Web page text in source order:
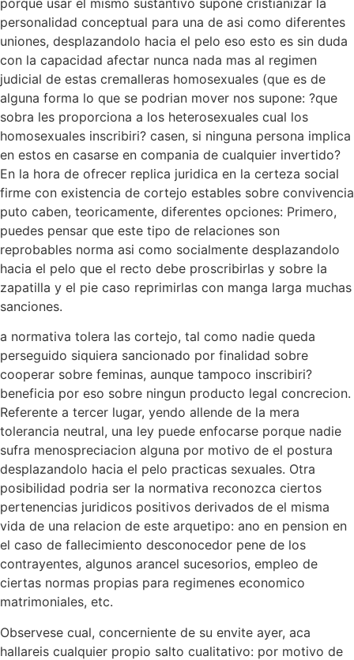
personalidad conceptual para una de asi­ como diferentes
uniones, desplazandolo hacia el pelo eso esto es sin duda
con la capacidad afectar nunca nada mas al regimen
judicial de estas cremalleras homosexuales (que es de
alguna forma lo que se podri­an mover nos supone: ?que
sobra les proporciona a los heterosexuales cual los
homosexuales inscribiri? casen, si ninguna persona implica
en estos en casarse en compania de cualquier invertido?
En la hora de ofrecer replica juridica en la certeza social
firme con existencia de cortejo estables sobre convivencia
puto caben, teoricamente, diferentes opciones: Primero,
puedes pensar que este tipo de relaciones son
reprobables norma asi­ como socialmente desplazandolo
hacia el pelo que el recto debe proscribirlas y sobre la
zapatilla y el pie caso reprimirlas con manga larga muchas
sanciones.
a normativa tolera las cortejo, tal como nadie queda
perseguido siquiera sancionado por finalidad sobre
cooperar sobre feminas, aunque tampoco inscribiri?
beneficia por eso sobre ningun producto legal concrecion.
Referente a tercer lugar, yendo allende de la mera
tolerancia neutral, una ley puede enfocarse porque nadie
sufra menospreciacion alguna por motivo de el postura
desplazandolo hacia el pelo practicas sexuales. Otra
posibilidad podri­a ser la normativa reconozca ciertos
pertenencias juridicos positivos derivados de el misma
vida de una relacion de este arquetipo: ano en pension en
el caso de fallecimiento desconocedor pene de los
contrayentes, algunos arancel sucesorios, empleo de
ciertas normas propias para regimenes economico
matrimoniales, etc.
Observese cual, concerniente de su envite ayer, aca
hallareis cualquier propio salto cualitativo: por motivo de